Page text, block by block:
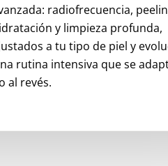
radiofrecuencia,
y limpieza profunda,
a tu tipo de piel y
rutina intensiva que se
al revés.